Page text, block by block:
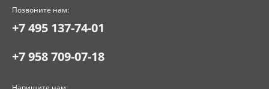
Позвоните нам:
+7 495 137-74-01
+7 958 709-07-18